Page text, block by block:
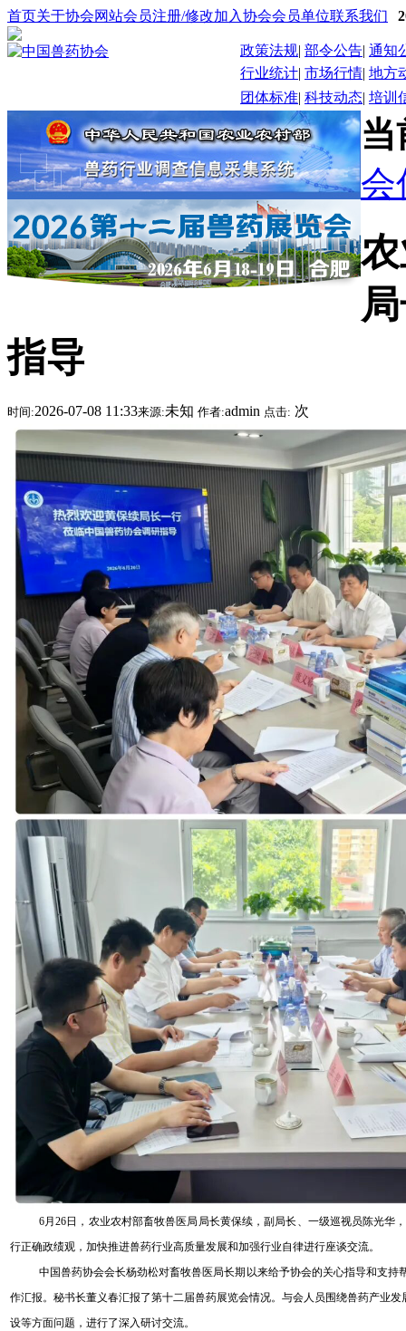
首页关于协会网站会员注册/修改加入协会会员单位联系我们
政策法规| 部令公告| 通知
行业统计| 市场行情| 地方
团体标准| 科技动态| 培训
会
指导
时间:2026-07-08 11:33来源:未知 作者:admin 点击: 次
6月26日，农业农村部畜牧兽医局局长黄保续，副局长、一级巡视员陈光华
行正确政绩观 ， 加快推进兽药行业高质量发展和加强行业自律进行座谈交流。
中国兽药协会会长杨劲松对畜牧兽医局长期以来给予协会的关心指导和支持
作汇报。 秘书长董义春汇报了第十二届兽药展览会情况。与会人员围绕兽药产业
设等方面问题 ， 进行了深入研讨交流。